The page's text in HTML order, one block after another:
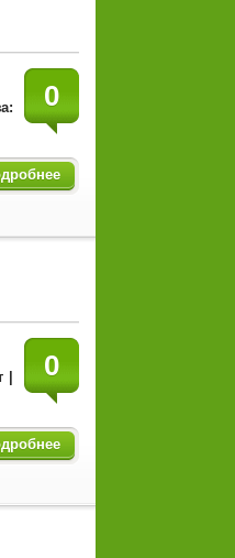
0
0